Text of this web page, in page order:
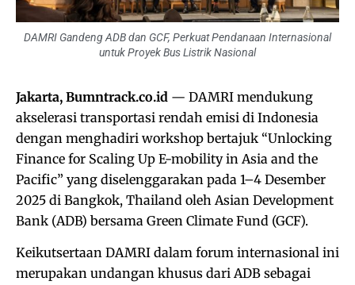
DAMRI Gandeng ADB dan GCF, Perkuat Pendanaan Internasional
untuk Proyek Bus Listrik Nasional
Jakarta, Bumntrack.co.id — DAMRI mendukung
akselerasi transportasi rendah emisi di Indonesia
dengan menghadiri workshop bertajuk “Unlocking
Finance for Scaling Up E-mobility in Asia and the
Pacific” yang diselenggarakan pada 1–4 Desember
2025 di Bangkok, Thailand oleh Asian Development
Bank (ADB) bersama Green Climate Fund (GCF).
Keikutsertaan DAMRI dalam forum internasional ini
merupakan undangan khusus dari ADB sebagai